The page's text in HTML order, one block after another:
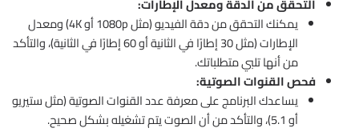
التحقق من الدقة ومعدل الإطارات:
يمكنك التحقق من دقة الفيديو (مثل 1080p أو 4K) ومعدل
الإطارات (مثل 30 إطارًا في الثانية أو 60 إطارًا في الثانية)، والتأكد
من أنها تلبي متطلباتك.
فحص القنوات الصوتية:
يساعدك البرنامج على معرفة عدد القنوات الصوتية (مثل ستيريو
أو 5.1)، والتأكد من أن الصوت يتم تشغيله بشكل صحيح.